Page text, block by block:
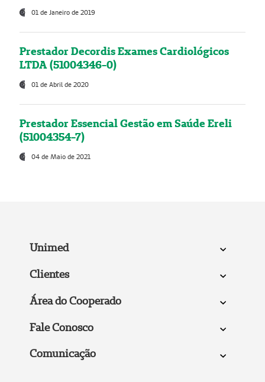
01 de Janeiro de 2019
Prestador Decordis Exames Cardiológicos
LTDA (51004346-0)
01 de Abril de 2020
Prestador Essencial Gestão em Saúde Ereli
(51004354-7)
04 de Maio de 2021
Unimed
Clientes
Área do Cooperado
Fale Conosco
Comunicação